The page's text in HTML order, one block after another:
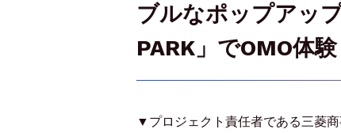
ブルなポップアッ
PARK」でOMO体験
▼プロジェクト責任者である三菱